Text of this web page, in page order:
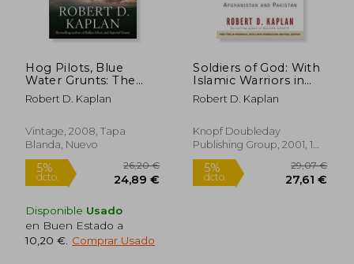
5%
dcto. dcto.
Hog Pilots, Blue
Water Grunts: The
American Military in
the Air, at Sea, and on
Inglés)
Robert D. Kaplan
Vintage, 2008, Tapa
Blanda, Nuevo
Disponible Usado
en Buen Estado a
10,20 € Comprar Usado
Soldiers of God: With
Islamic Warriors in
Afghanistan and
Pakistan (en Inglés)
Robert D. Kaplan
Knopf Doubleday
Publishing Group, 2001, 1
Edición, Tapa Blanda,
Nuevo